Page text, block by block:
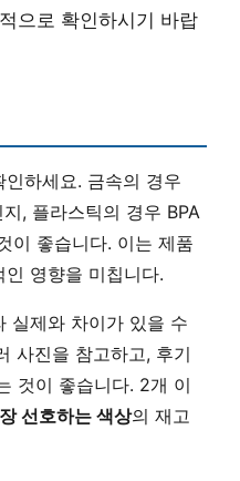
으로 확인하시기 바랍
인하세요. 금속의 경우
, 플라스틱의 경우 BPA
이 좋습니다. 이는 제품
영향을 미칩니다.
실제와 차이가 있을 수
사진을 참고하고, 후기
것이 좋습니다. 2개 이
선호하는 색상의 재고